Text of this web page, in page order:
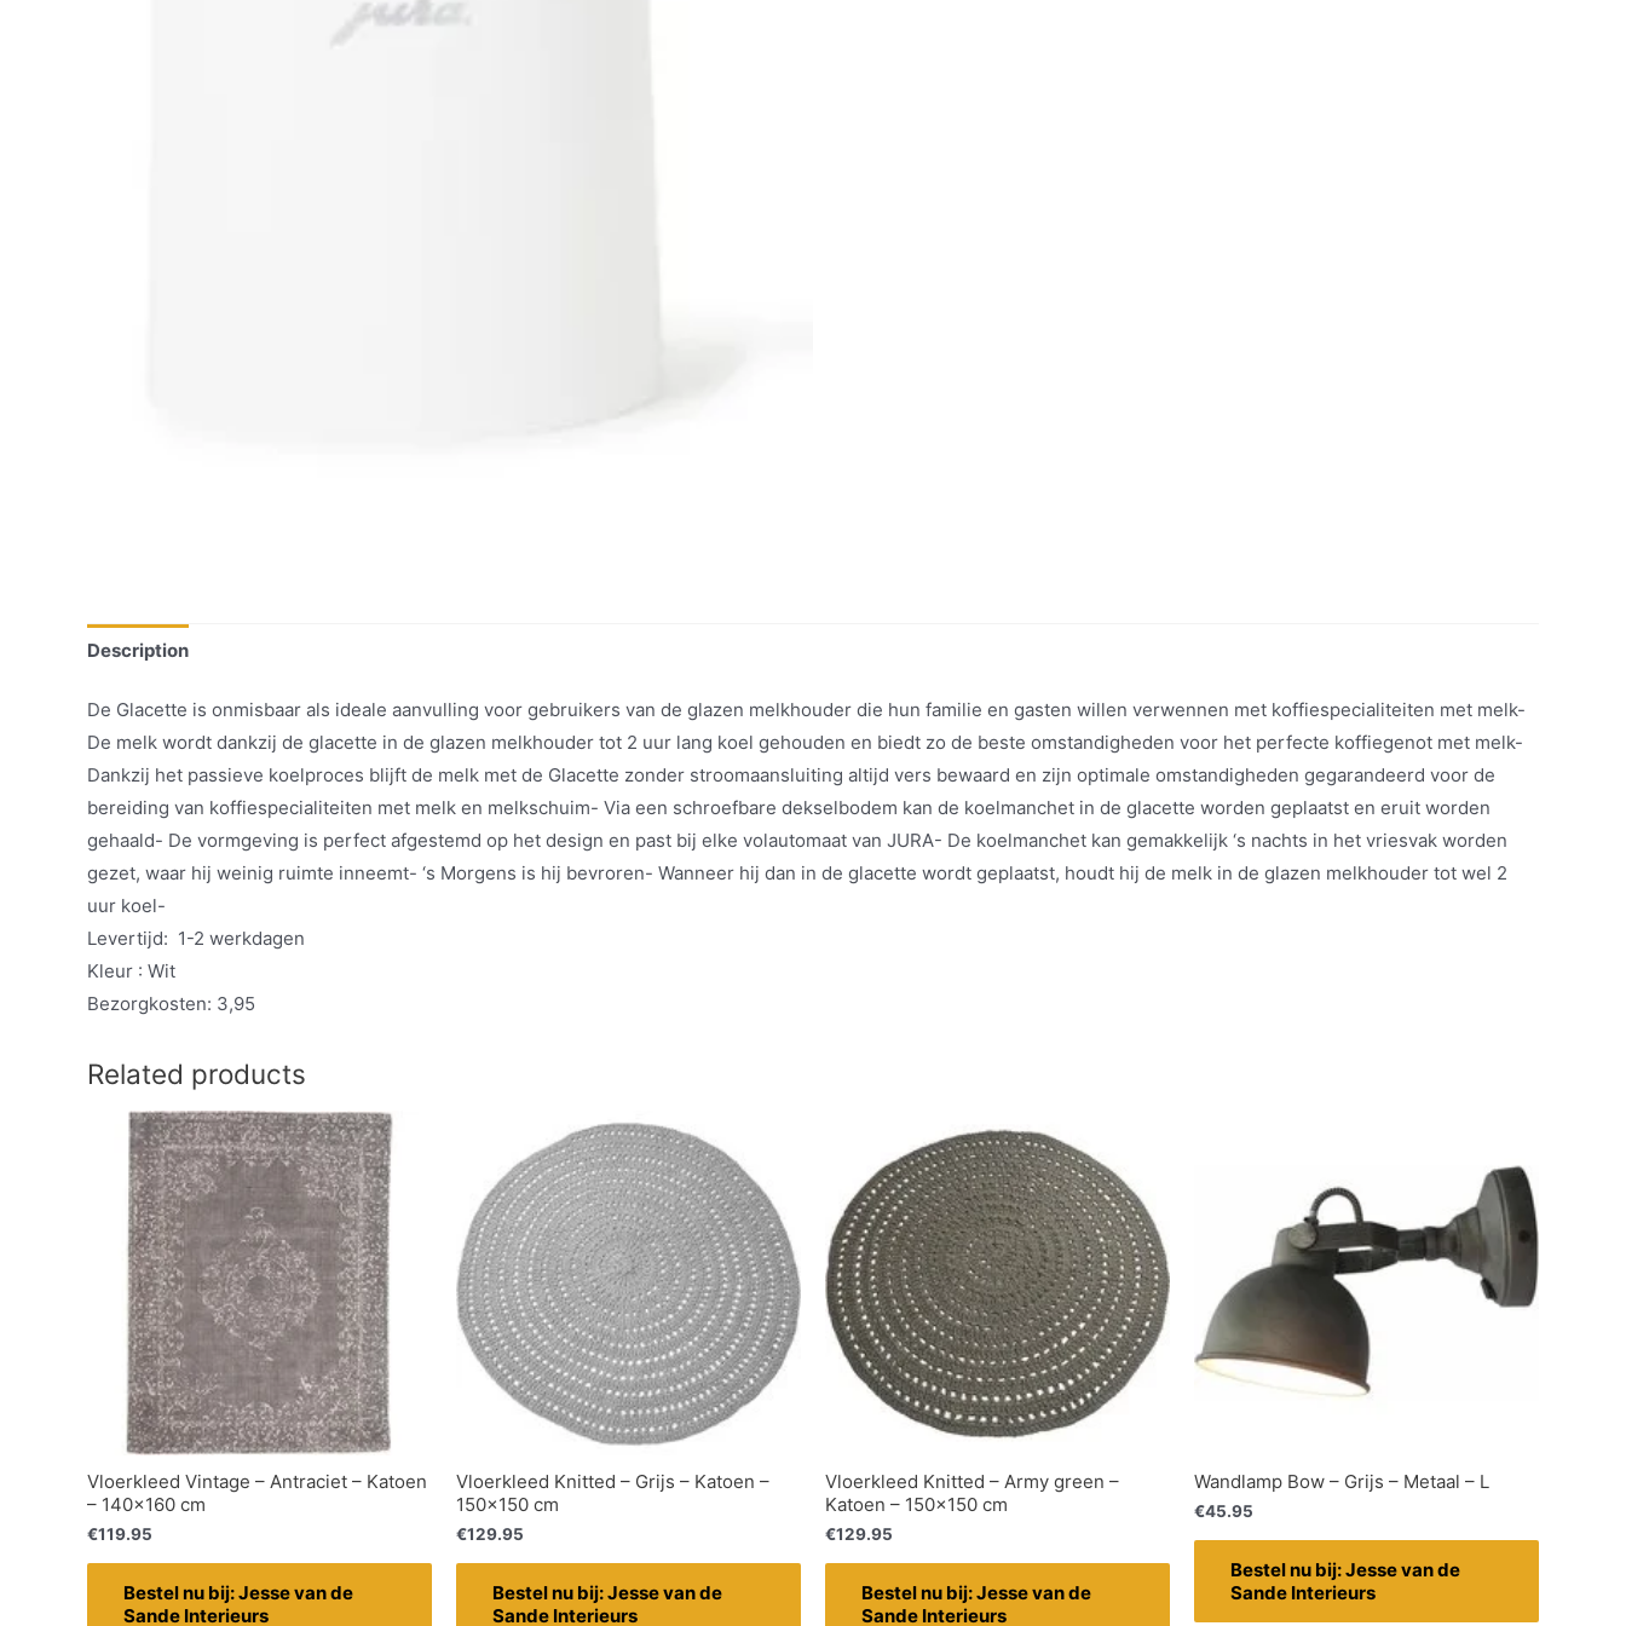
Description
De Glacette is onmisbaar als ideale aanvulling voor gebruikers van de glazen melkhouder die hun familie en gasten willen verwennen met koffiespecialiteiten met melk-
De melk wordt dankzij de glacette in de glazen melkhouder tot 2 uur lang koel gehouden en biedt zo de beste omstandigheden voor het perfecte koffiegenot met melk-
Dankzij het passieve koelproces blijft de melk met de Glacette zonder stroomaansluiting altijd vers bewaard en zijn optimale omstandigheden gegarandeerd voor de
bereiding van koffiespecialiteiten met melk en melkschuim- Via een schroefbare dekselbodem kan de koelmanchet in de glacette worden geplaatst en eruit worden
gehaald- De vormgeving is perfect afgestemd op het design en past bij elke volautomaat van JURA- De koelmanchet kan gemakkelijk ‘s nachts in het vriesvak worden
gezet, waar hij weinig ruimte inneemt- ‘s Morgens is hij bevroren- Wanneer hij dan in de glacette wordt geplaatst, houdt hij de melk in de glazen melkhouder tot wel 2
uur koel-
Levertijd: 1-2 werkdagen
Kleur : Wit
Bezorgkosten: 3,95
Related products
Vloerkleed Vintage – Antraciet – Katoen
– 140×160 cm
€119.95
Bestel nu bij: Jesse van de
Sande Interieurs
Vloerkleed Knitted – Grijs – Katoen –
150×150 cm
€129.95
Bestel nu bij: Jesse van de
Sande Interieurs
Vloerkleed Knitted – Army green –
Katoen – 150×150 cm
€129.95
Bestel nu bij: Jesse van de
Sande Interieurs
Wandlamp Bow – Grijs – Metaal – L
€45.95
Bestel nu bij: Jesse van de
Sande Interieurs